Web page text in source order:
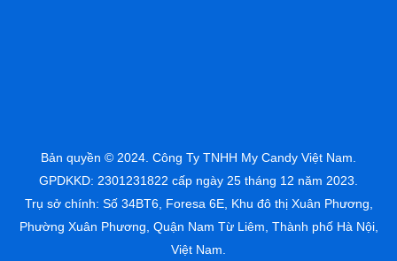
Bản quyền © 2024. Công Ty TNHH My Candy Việt Nam.
GPDKKD: 2301231822 cấp ngày 25 tháng 12 năm 2023.
Trụ sở chính: Số 34BT6, Foresa 6E, Khu đô thị Xuân Phương,
Phường Xuân Phương, Quận Nam Từ Liêm, Thành phố Hà Nội,
Việt Nam.